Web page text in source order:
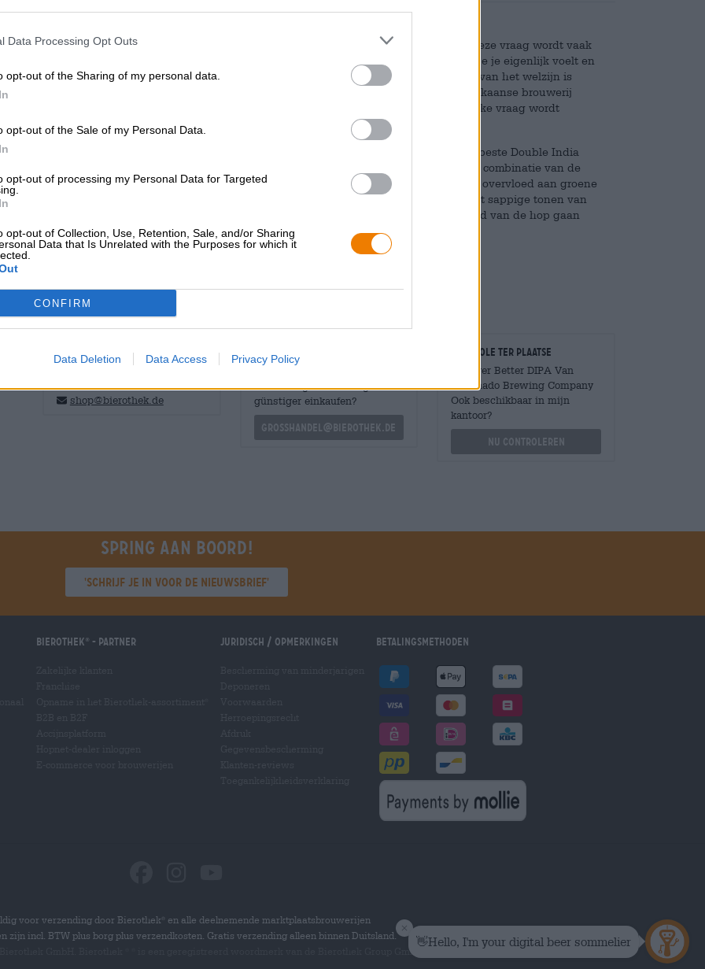
Data Processing Opt Outs
opt-out of the Sharing of my personal data.
opt-out of the Sale of my Personal Data.
opt-out of processing my Personal Data for Targeted
opt-out of Collection, Use, Retention, Sale, and/or Sharing
Data that Is Unrelated with the Purposes for which it
CONFIRM
Data Deletion Data Access Privacy Policy
Op de vraag ‘Hoe gaat het?’ antwoorden we meestal met een vluchtig ‘Goed!’ Deze vraag wordt vaak
gesteld in de drukte van alledag en je hebt geen tijd om na te denken over hoe je je eigenlijk voelt en
al helemaal geen tijd om een juist en uitgebreid antwoord te geven. De kwestie van het welzijn is
meestal meer een holle frase dan een serieuze inquisitie. Het team van de Amerikaanse brouwerij
Coronado neemt graag de tijd voor een praatje en wanneer hen de onvermijdelijke vraag wordt
gesteld, willen ze een duidelijk “Nooit beter!”
Om je daadwerkelijk beter te laten voelen dan ooit tevoren, schenken ze je hun beste Double India
Pale Ale. Het brouwsel met de toepasselijke naam Never Better is een levendige combinatie van de
hopsoorten Citra, Vic Secret en Mozaïek en zit boordevol intense hoparoma's. De overvloed aan groene
bloemschermen is grotendeels verantwoordelijk voor de fruitige smaak en brengt sappige tonen van
passievrucht en mango in het glas. Een snufje dennenhars en de frisse bitterheid van de hop gaan
hand in hand met het gouden fruit en maken het profiel vakkundig compleet.
Met dit bier in je glas kun je je gewoon goed voelen. Zo goed als nooit tevoren!
GRATIS BIERCONSULT
Wij zijn er voor u.
shop@bierothek.de
restauranthouders
Du willst größere Mengen
günstiger einkaufen?
grosshandel@bierothek.de
Controle ter plaatse
Is Never Better DIPA Van
Coronado Brewing Company
Ook beschikbaar in mijn
kantoor?
Nu controleren
Spring aan boord!
'Schrijf je in voor de nieuwsbrief'
Bierothek - Partner Juridisch / Opmerkingen Betalingsmethoden
voor verzending door Bierothek
en alle deelnemende marktplaatsbrouwerijen
zijn incl. BTW plus borg plus verzendkosten. Gratis verzending alleen binnen Duitsland.
is een geregistreerd woordmerk van de Bierothek Group GmbH. Alle rechten voorbehouden.